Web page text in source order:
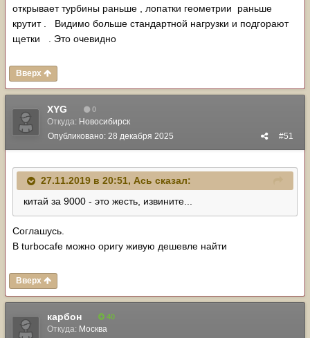
открывает турбины раньше , лопатки геометрии раньше
крутит . Видимо больше стандартной нагрузки и подгорают
щетки . Это очевидно
Вверх
XYG 0
Откуда: Новосибирск
#51
Опубликовано: 28 декабря 2025
27.11.2019 в 20:51, Ась сказал:
китай за 9000 - это жесть, извините...
Соглашусь.
В turbocafe можно оригу живую дешевле найти
Вверх
карбон 40
Откуда: Москва